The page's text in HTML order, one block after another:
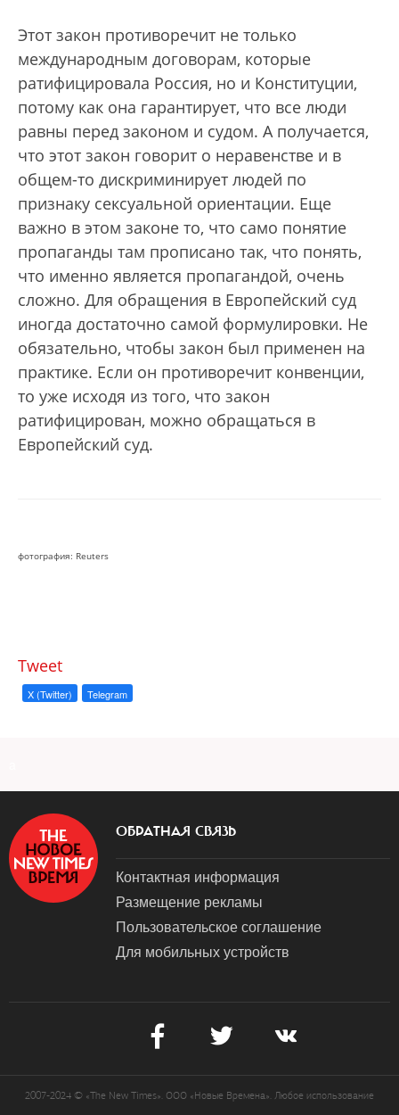
Этот закон противоречит не только
международным договорам, которые
ратифицировала Россия, но и Конституции,
потому как она гарантирует, что все люди
равны перед законом и судом. А получается,
что этот закон говорит о неравенстве и в
общем-то дискриминирует людей по
признаку сексуальной ориентации. Еще
важно в этом законе то, что само понятие
пропаганды там прописано так, что понять,
что именно является пропагандой, очень
сложно. Для обращения в Европейский суд
иногда достаточно самой формулировки. Не
обязательно, чтобы закон был применен на
практике. Если он противоречит конвенции,
то уже исходя из того, что закон
ратифицирован, можно обращаться в
Европейский суд.
фотография: Reuters
Tweet
X (Twitter) Telegram
ОБРАТНАЯ СВЯЗЬ
Контактная информация
Размещение рекламы
Пользовательское соглашение
Для мобильных устройств
2007-2024 © «The New Times». ООО «Новые Времена». Любое использование